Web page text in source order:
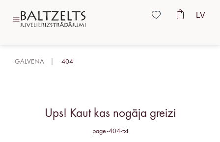
LV
GALVENA 404
Ups! Kaut kas nogāja greizi
page-404-txt